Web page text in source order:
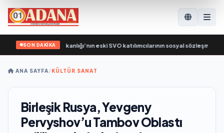
SON DAKİKA
Çalışma Bakanlığı’nın eski SVO katılımcılarının sosyal sözleşme
ANA SAYFA/KÜLTÜR SANAT
Birleşik Rusya, Yevgeny
Pervyshov’u Tambov Oblastı